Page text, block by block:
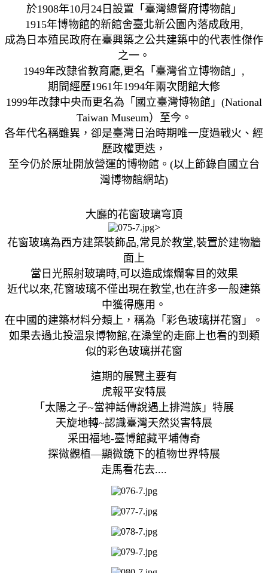
於1908年10月24日設置「臺灣總督府博物館」
1915年博物館的新館舍臺北新公園內落成啟用,
成為日本殖民政府在臺興築之公共建築中的代表性傑作
之一。
1949年改隸省教育廳,更名「臺灣省立博物館」,
期間經歷1961年1994年兩次閉館大修
1999年改隸中央而更名為「國立臺灣博物館」(National
Taiwan Museum）至今。
各年代名稱雖異，卻是臺灣日治時期唯一度過戰火、經
歷政權更迭，
至今仍於原址開放營運的博物館。(以上節錄自國立台
灣博物館網站)
大廳的花窗玻璃穹頂
>
花窗玻璃為西方建築裝飾品,常見於教堂,裝置於建物牆
面上
當日光照射玻璃時,可以造成燦爛奪目的效果
近代以來,花窗玻璃不僅出現在教堂,也在許多一般建築
中獲得應用。
在中國的建築材料分類上，稱為「彩色玻璃拼花窗」。
如果去過北投溫泉博物館,在澡堂的走廊上也看的到類
似的彩色玻璃拼花窗
這期的展覽主要有
虎報平安特展
「太陽之子~當神話傳說遇上排灣族」特展
天旋地轉~認識臺灣天然災害特展
采田福地-臺博館藏平埔傳奇
探微觀植—顯微鏡下的植物世界特展
走馬看花去....